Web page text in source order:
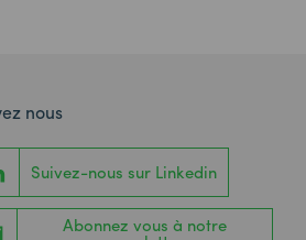
nous
Suivez-nous sur Linkedin
Abonnez vous à notre